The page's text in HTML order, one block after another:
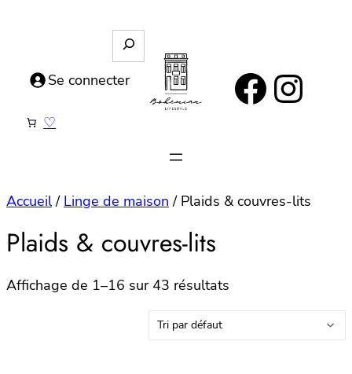
https://www.facebook.com/bohemianlifestyle.be Instagram
e
c
e
Se connecter
♡
Accueil/ Linge de maison / Plaids & couvres-lits
Plaids & couvres-lits
Affichage de 1–16 sur 43 résultats